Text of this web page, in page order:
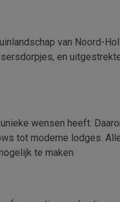
van Noord-
en
wensen heeft.
tot moderne lodges.
te maken.